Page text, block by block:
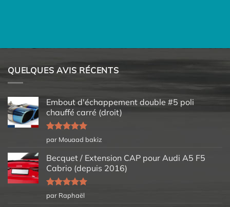
QUELQUES AVIS RÉCENTS
Embout d'échappement double #5 poli
chauffé carré (droit)
Note5sur
5
par Mouaad bakiz
Becquet / Extension CAP pour Audi A5 F5
Cabrio (depuis 2016)
Note5sur
5
par Raphaël